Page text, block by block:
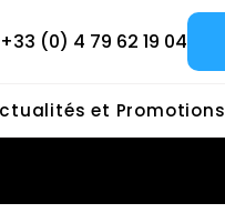
+33 (0) 4 79 62 19 04
et Promotions